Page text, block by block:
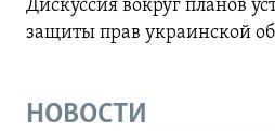
Дискуссия вокруг планов
защиты прав украинской
НОВОСТИ